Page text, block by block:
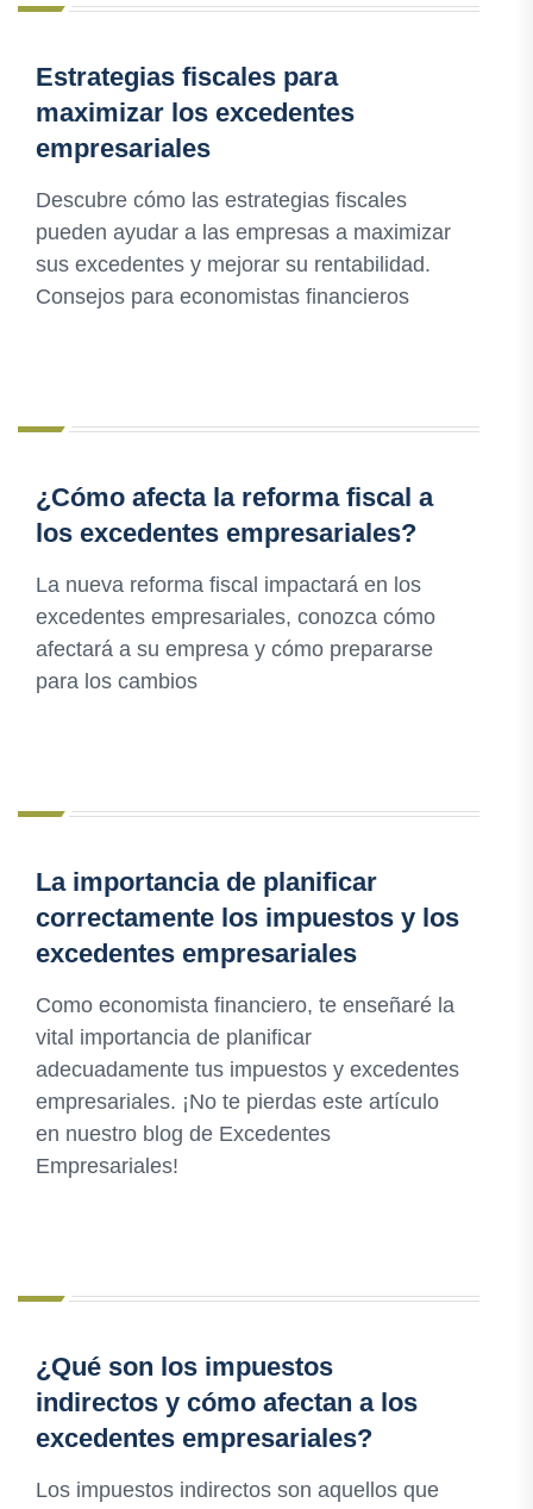
Estrategias fiscales para
maximizar los excedentes
empresariales
Descubre cómo las estrategias fiscales
pueden ayudar a las empresas a maximizar
sus excedentes y mejorar su rentabilidad.
Consejos para economistas financieros
¿Cómo afecta la reforma fiscal a
los excedentes empresariales?
La nueva reforma fiscal impactará en los
excedentes empresariales, conozca cómo
afectará a su empresa y cómo prepararse
para los cambios
La importancia de planificar
correctamente los impuestos y los
excedentes empresariales
Como economista financiero, te enseñaré la
vital importancia de planificar
adecuadamente tus impuestos y excedentes
empresariales. ¡No te pierdas este artículo
en nuestro blog de Excedentes
Empresariales!
¿Qué son los impuestos
indirectos y cómo afectan a los
excedentes empresariales?
Los impuestos indirectos son aquellos que